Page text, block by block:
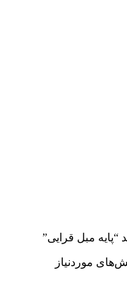
مبل قرایی”
موردنیاز